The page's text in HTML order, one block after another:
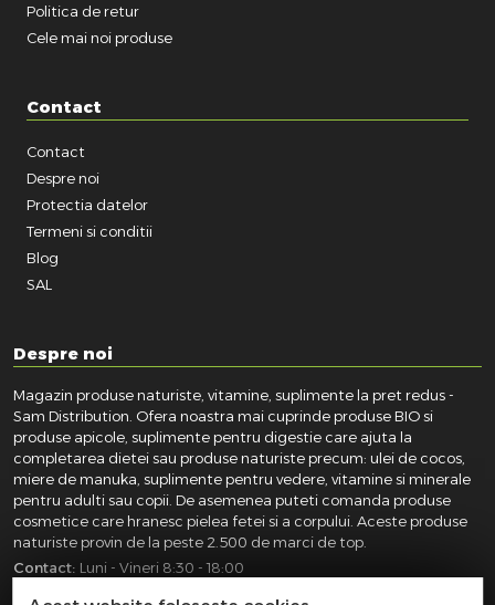
Politica de retur
Cele mai noi produse
Contact
Contact
Despre noi
Protectia datelor
Termeni si conditii
Blog
SAL
Despre noi
Magazin produse naturiste, vitamine, suplimente la pret redus -
Sam Distribution. Ofera noastra mai cuprinde produse BIO si
produse apicole, suplimente pentru digestie care ajuta la
completarea dietei sau produse naturiste precum: ulei de cocos,
miere de manuka, suplimente pentru vedere, vitamine si minerale
pentru adulti sau copii. De asemenea puteti comanda produse
cosmetice care hranesc pielea fetei si a corpului. Aceste produse
naturiste provin de la peste 2.500 de marci de top.
Contact: Luni - Vineri 8:30 - 18:00